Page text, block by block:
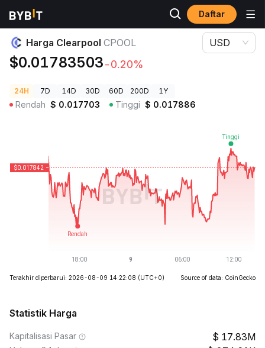
Daftar
Harga Kripto
Harga Clearpool CPOOL
$0.01783503-0.20%
USD
24H 7D 14D 30D 60D 200D 1Y
Rendah $ 0.017703 Tinggi $ 0.017886
Terakhir diperbarui: 2026-08-09 14:22:08 (UTC+0) Source of data: CoinGecko
Statistik Harga
Kapitalisasi Pasar 17.83M